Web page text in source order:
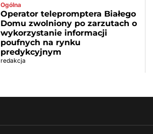
Ogólna
Operator telepromptera Białego
Domu zwolniony po zarzutach o
wykorzystanie informacji
poufnych na rynku
predykcyjnym
redakcja